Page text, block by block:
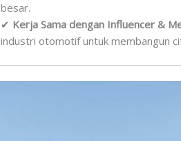
besar.
✔ Kerja Sama dengan Influencer &
industri otomotif untuk membangun